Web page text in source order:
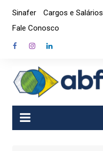
content
Sinafer Cargos e Salários
Fale Conosco